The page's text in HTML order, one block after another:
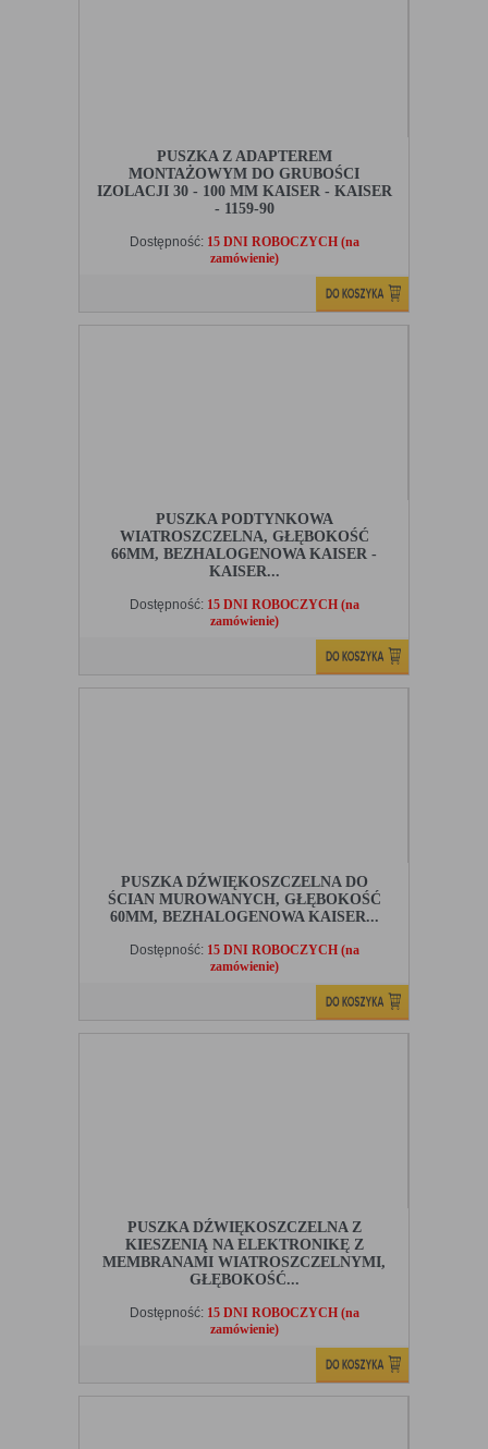
PUSZKA Z ADAPTEREM
MONTAŻOWYM DO GRUBOŚCI
IZOLACJI 30 - 100 MM KAISER - KAISER
- 1159-90
Dostępność: 15 DNI ROBOCZYCH (na
zamówienie)
PUSZKA PODTYNKOWA
WIATROSZCZELNA, GŁĘBOKOŚĆ
66MM, BEZHALOGENOWA KAISER -
KAISER...
Dostępność: 15 DNI ROBOCZYCH (na
zamówienie)
PUSZKA DŹWIĘKOSZCZELNA DO
ŚCIAN MUROWANYCH, GŁĘBOKOŚĆ
60MM, BEZHALOGENOWA KAISER...
Dostępność: 15 DNI ROBOCZYCH (na
zamówienie)
PUSZKA DŹWIĘKOSZCZELNA Z
KIESZENIĄ NA ELEKTRONIKĘ Z
MEMBRANAMI WIATROSZCZELNYMI,
GŁĘBOKOŚĆ...
Dostępność: 15 DNI ROBOCZYCH (na
zamówienie)